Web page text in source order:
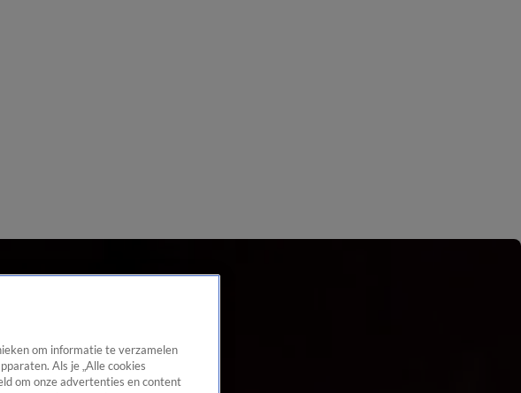
om informatie te verzamelen
Als je „Alle cookies
om onze advertenties en content